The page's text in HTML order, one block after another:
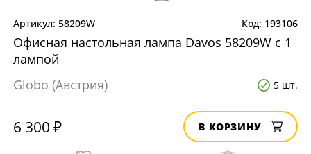
58209W 193106
Офисная настольная лампа Davos 58209W с 1
лампой
Globo (Австрия)
5 шт.
6 300 ₽ В КОРЗИНУ